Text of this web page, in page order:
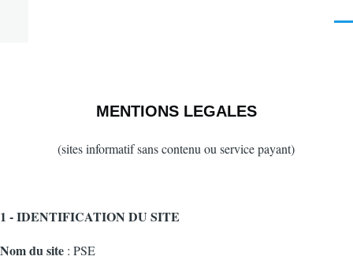
MENTIONS LEGALES
(sites informatif sans contenu ou service payant)
1 - IDENTIFICATION DU SITE
Nom du site : PSE